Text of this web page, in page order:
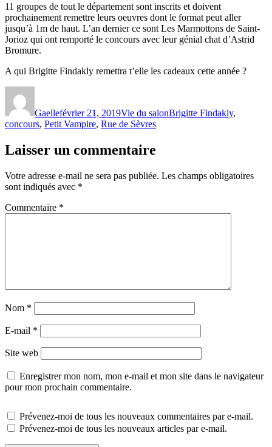
11 groupes de tout le département sont inscrits et doivent
prochainement remettre leurs oeuvres dont le format peut aller
jusqu’à 1m de haut. L’an dernier ce sont Les Marmottons de Saint-
Jorioz qui ont remporté le concours avec leur génial chat d’Astrid
Bromure.
A qui Brigitte Findakly remettra t’elle les cadeaux cette année ?
Gaellefévrier 21, 2019Vie du salonBrigitte Findakly,
concours, Petit Vampire, Rue de Sèvres
Laisser un commentaire
Votre adresse e-mail ne sera pas publiée. Les champs obligatoires
sont indiqués avec *
Commentaire *
Nom *
E-mail *
Site web
Enregistrer mon nom, mon e-mail et mon site dans le navigateur
pour mon prochain commentaire.
Prévenez-moi de tous les nouveaux commentaires par e-mail.
Prévenez-moi de tous les nouveaux articles par e-mail.